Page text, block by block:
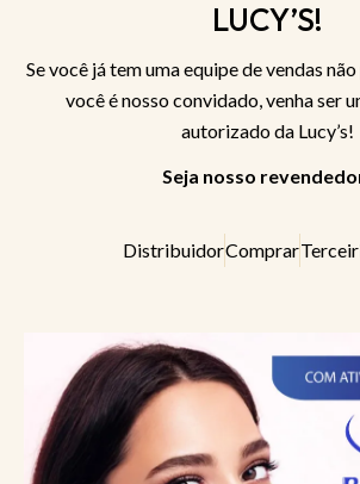
LUCY’S!
Se você já tem uma equipe de vendas
você é nosso convidado, venha ser
autorizado da Lucy’s!
Seja nosso
DistribuidorComprar